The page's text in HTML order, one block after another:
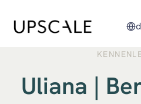
Uliana |